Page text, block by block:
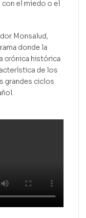
el miedo o el
Monsalud,
donde la
crónica histórica
de los
grandes ciclos